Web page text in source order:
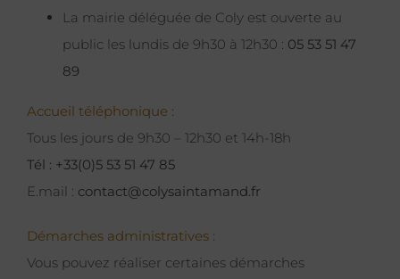
La mairie déléguée de Coly est ouverte au
public les lundis de 9h30 à 12h30 : 05 53 51 47
89
Accueil téléphonique :
Tous les jours de 9h30 – 12h30 et 14h-18h
Tél : +33(0)5 53 51 47 85
E.mail : contact@colysaintamand.fr
Démarches administratives :
Vous pouvez réaliser certaines démarches